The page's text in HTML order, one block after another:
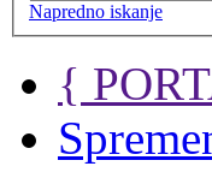
Napredno iskanje
{